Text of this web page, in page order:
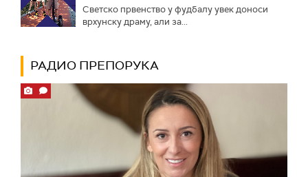
Светско првенство у фудбалу увек доноси
врхунску драму, али за...
РАДИО ПРЕПОРУКА